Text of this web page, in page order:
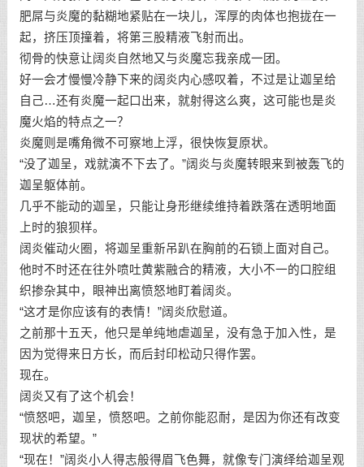
肥屌与炎魔的黏糊地紧贴在一块儿，浑厚的肉体也抱拢在一
起，挤压顶撞着，将第三股精液飞射而出。
彻骨的快意让阔炎自然地又与炎魔忘我亲成一团。
好一会才慢慢冷静下来的阔炎内心感叹着，不过是让迦呈给
自己…还有炎魔一起口出来，就射得这么爽，这可能也是炎
魔火焰的特点之一？
炎魔则是嘴角微不可察地上浮，很快恢复原状。
“没了迦呈，戏就演不下去了。”阔炎与炎魔转眼来到被轰飞的
迦呈躯体前。
几乎不能动的迦呈，只能让身形继续维持着跌落在透明地面
上时的狼狈样。
阔炎催动火圈，将迦呈重新吊趴在胸前的石锁上面对自己。
他时不时还在往外喷吐黄紫融合的精液，大小不一的口腔组
织掺杂其中，眼神出离愤怒地盯着阔炎。
“这才是你应该有的表情！”阔炎欣慰道。
之前那十五天，他只是单纯地虐迦呈，没有急于加入性，是
因为觉得来日方长，而后封印松动只得作罢。
现在。
阔炎又有了这个机会！
“愤怒吧，迦呈，愤怒吧。之前你能忍耐，是因为你还有改变
现状的希望。”
“现在！”阔炎小人得志般得眉飞色舞，就像专门演绎给迦呈观